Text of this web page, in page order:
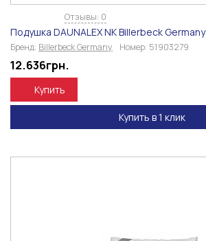
Отзывы: 0
Подушка DAUNALEX NK Billerbeck Germany
Бренд: Billerbeck Germany Номер: 51903279
12.636грн.
Купить
Купить в 1 клик